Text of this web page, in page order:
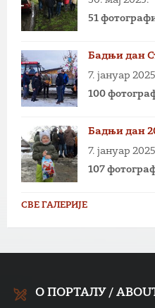
51
Бадњи дан
7. јануар
100
Бадњи дан
7. јануар
107
СВЕ ГАЛЕРИЈЕ
О ПОРТАЛУ /